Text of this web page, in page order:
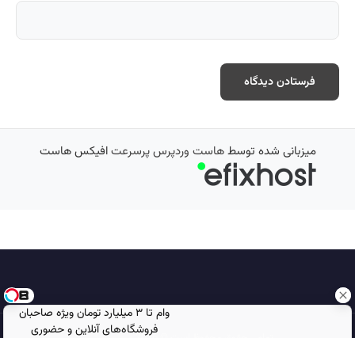
وام تا ۳ میلیارد تومان ویژه صاحبان
فروشگاه‌های آنلاین و حضوری
میزبانی شده توسطهاست وردپرس پرسرعتافیکس هاست